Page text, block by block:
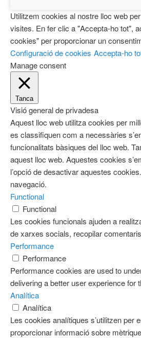
Utilitzem cookies al nostre lloc web
visites. En fer clic a "Accepta-ho tot",
cookies" per proporcionar un
Configuració de cookies Accepta-ho
Manage consent
Tanca
Visió general de privadesa
Aquest lloc web utilitza cookies per
es classifiquen com a necessàries
funcionalitats bàsiques del lloc web.
aquest lloc web. Aquestes cookies
l’opció de desactivar aquestes
navegació.
Functional
Functional
Les cookies funcionals ajuden a
de xarxes socials, recopilar
Performance
Performance
Performance cookies are used to
delivering a better user experience for
Analítica
Analítica
Les cookies analítiques s’utilitzen
proporcionar informació sobre